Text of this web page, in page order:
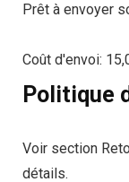
Prêt à envoyer
Coût d'envoi:
Politique
Voir section
détails.